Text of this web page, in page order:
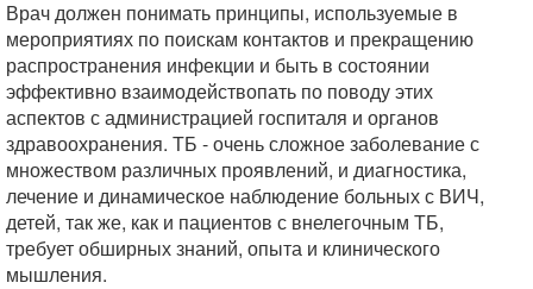
Врач должен понимать принципы, используемые в
мероприятиях по поискам контактов и прекращению
распространения инфекции и быть в состоянии
эффективно взаимодействопать по поводу этих
аспектов с администрацией госпиталя и органов
здравоохранения. ТБ - очень сложное заболевание с
множеством различных проявлений, и диагностика,
лечение и динамическое наблюдение больных с ВИЧ,
детей, так же, как и пациентов с внелегочным ТБ,
требует обширных знаний, опыта и клинического
мышления.